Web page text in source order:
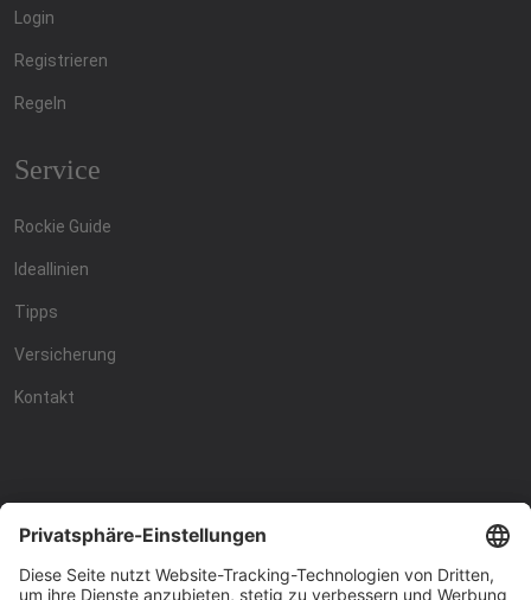
Login
Registrieren
Regeln
Service
Rockie Guide
Ideallinien
Tipps
Versicherung
Kontakt